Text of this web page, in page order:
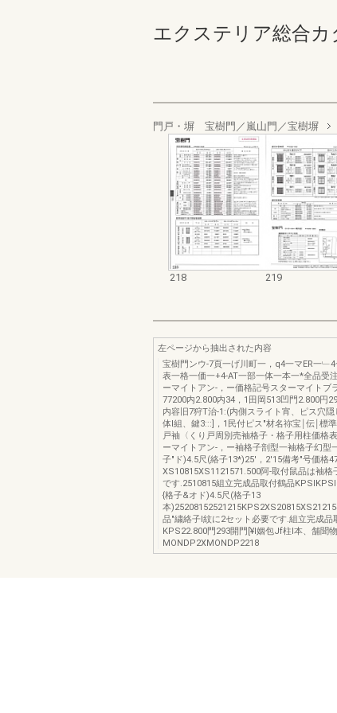
エクステリア総合
門戸・塀 宝樹門／嵐山門／宝樹塀
218 219
左ページから抽出された内容
宝樹門ンウ-7頁一げ川町一，q4一マER一
表一格一価一+4-AT一部一体一本一*全品受
ーマイトアン-，ー価格記号スターマイトブ
77200内2.800内34，1田岡513凹門2.800円
内容旧7狩T治-1:(内側スライト宵、ピス穴
体l組、鍵3:::]，1民付ピス"材名祢宝￨伝￨標
戸袖〈くり戸周別売袖格子・格子用柱価格
ーマイトアン-，ー袖格子剖型一袖格子幻型
子"ド)4.5尺(絡子13*)25'，2'15備考"号価格
XS10815XS1121571.500阿-取付鼠品は袖格
です.2510815組立完成品取付鶴品
{格子&オド)4.5尺(格子13
本
品"繍絡子l紋に2セット必要です.組立完成品
KPS22.800門293開門[¥l姻包Jf柱l本、舗聞
MONDP2XMONDP2218